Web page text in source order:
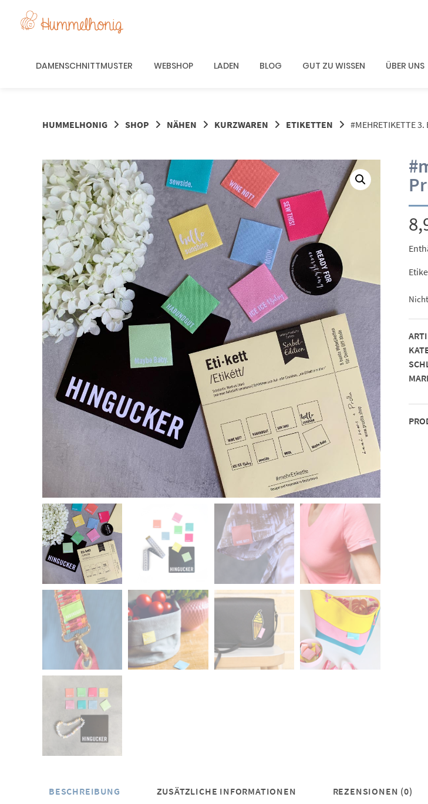
DAMENSCHNITTMUSTER WEBSHOP LADEN BLOG GUT ZU WISSEN ÜBER UNS
HUMMELHONIG SHOP NÄHEN KURZWAREN ETIKETTEN #MEHRETIKETTE
BESCHREIBUNG ZUSÄTZLICHE INFORMATIONEN REZENSIONEN (0)